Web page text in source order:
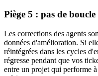
Piège 5 : pas de
Les corrections des agents
données d'amélioration. Si
réintégrées dans les cycles
régresse pendant que vos
entre un projet qui performe